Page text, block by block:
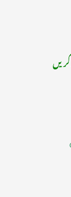
کریں